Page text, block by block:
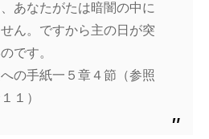
あなたがたは暗闇の中に
ん。ですから主の日が突
です。
の手紙一５章４節（参照
１）